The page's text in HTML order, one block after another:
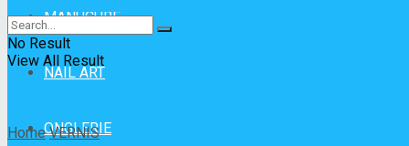
MANUCURE
NAIL ART
ONGLERIE
No Result
View All Result
Home VERNIS